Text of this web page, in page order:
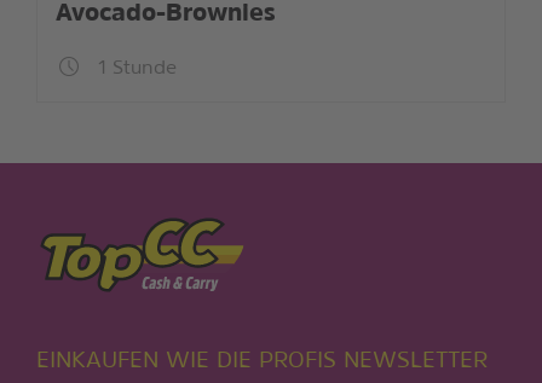
Avocado-Brownies
1 Stunde
EINKAUFEN WIE DIE PROFIS NEWSLETTER